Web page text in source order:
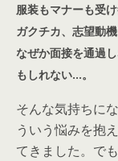
服装もマナーも受
ガクチカ、志望動
なぜか面接を通過
もしれない…。
そんな気持ちに
ういう悩みを抱
てきました。でも